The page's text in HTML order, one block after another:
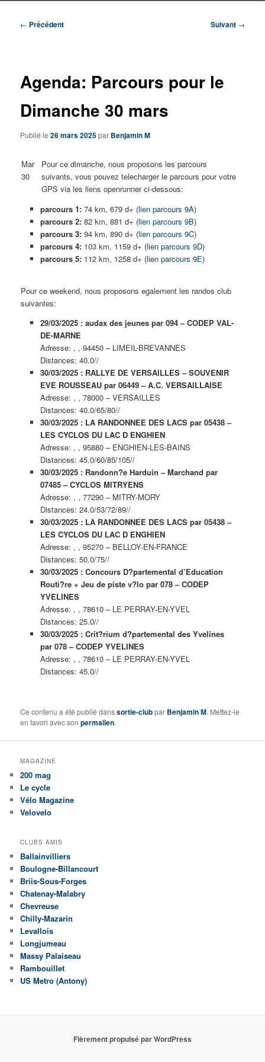
Navigation
← Précédent Suivant →
Agenda: Parcours pour le
Dimanche 30 mars
Publié le26 mars 2025par Benjamin M
Mar
30
Pour ce dimanche, nous proposons les parcours
suivants, vous pouvez telecharger le parcours pour votre
GPS via les liens openrunner ci-dessous:
parcours 1:74 km, 679 d+ (lien parcours 9A)
parcours 2:82 km, 881 d+ (lien parcours 9B)
parcours 3:94 km, 890 d+ (lien parcours 9C)
parcours 4:103 km, 1159 d+ (lien parcours 9D)
parcours 5:112 km, 1258 d+ (lien parcours 9E)
Pour ce weekend, nous proposons egalement les randos club
suivantes:
29/03/2025 : audax des jeunes par 094 – CODEP VAL-
DE-MARNE
Adresse: , , 94450 – LIMEIL-BREVANNES
Distances: 40.0//
30/03/2025 : RALLYE DE VERSAILLES – SOUVENIR
EVE ROUSSEAU par 06449 – A.C. VERSAILLAISE
Adresse: , , 78000 – VERSAILLES
Distances: 40.0/65/80//
30/03/2025 : LA RANDONNEE DES LACS par 05438 –
LES CYCLOS DU LAC D ENGHIEN
Adresse: , , 95880 – ENGHIEN-LES-BAINS
Distances: 45.0/60/85/105//
30/03/2025 : Randonn?e Harduin – Marchand par
07485 – CYCLOS MITRYENS
Adresse: , , 77290 – MITRY-MORY
Distances: 24.0/53/72/89//
30/03/2025 : LA RANDONNEE DES LACS par 05438 –
LES CYCLOS DU LAC D ENGHIEN
Adresse: , , 95270 – BELLOY-EN-FRANCE
Distances: 50.0/75//
30/03/2025 : Concours D?partemental d’Education
Routi?re + Jeu de piste v?lo par 078 – CODEP
YVELINES
Adresse: , , 78610 – LE PERRAY-EN-YVEL
Distances: 25.0//
30/03/2025 : Crit?rium d?partemental des Yvelines
par 078 – CODEP YVELINES
Adresse: , , 78610 – LE PERRAY-EN-YVEL
Distances: 45.0//
Ce contenu a été publié danssortie-clubpar Benjamin M. Mettez-le
en favori avec sonpermalien.
MAGAZINE
200 mag
Le cycle
Vélo Magazine
Velovelo
CLUBS AMIS
Ballainvilliers
Boulogne-Billancourt
Briis-Sous-Forges
Chatenay-Malabry
Chevreuse
Chilly-Mazarin
Levallois
Longjumeau
Massy Palaiseau
Rambouillet
US Metro (Antony)
Fièrement propulsé par WordPress